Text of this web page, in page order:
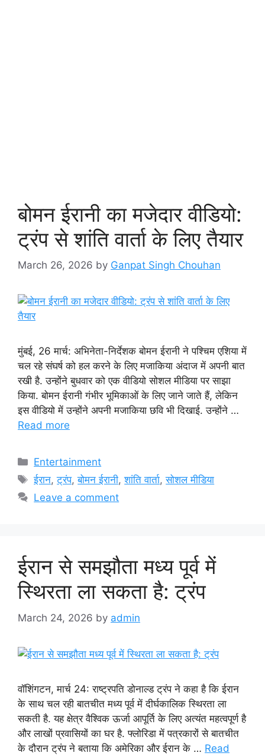
बोमन ईरानी का मजेदार वीडियो:
ट्रंप से शांति वार्ता के लिए तैयार
March 26, 2026 by Ganpat Singh Chouhan
मुंबई, 26 मार्च: अभिनेता-निर्देशक बोमन ईरानी ने पश्चिम एशिया में
चल रहे संघर्ष को हल करने के लिए मजाकिया अंदाज में अपनी बात
रखी है. उन्होंने बुधवार को एक वीडियो सोशल मीडिया पर साझा
किया. बोमन ईरानी गंभीर भूमिकाओं के लिए जाने जाते हैं, लेकिन
इस वीडियो में उन्होंने अपनी मजाकिया छवि भी दिखाई. उन्होंने …
Read more
Categories
Entertainment
Tags
ईरान,ट्रंप,बोमन ईरानी,शांति वार्ता,सोशल मीडिया
Leave a comment
ईरान से समझौता मध्य पूर्व में
स्थिरता ला सकता है: ट्रंप
March 24, 2026 by admin
वॉशिंगटन, मार्च 24: राष्ट्रपति डोनाल्ड ट्रंप ने कहा है कि ईरान
के साथ चल रही बातचीत मध्य पूर्व में दीर्घकालिक स्थिरता ला
सकती है. यह क्षेत्र वैश्विक ऊर्जा आपूर्ति के लिए अत्यंत महत्वपूर्ण है
और लाखों प्रवासियों का घर है. फ्लोरिडा में पत्रकारों से बातचीत
के दौरान ट्रंप ने बताया कि अमेरिका और ईरान के … Read